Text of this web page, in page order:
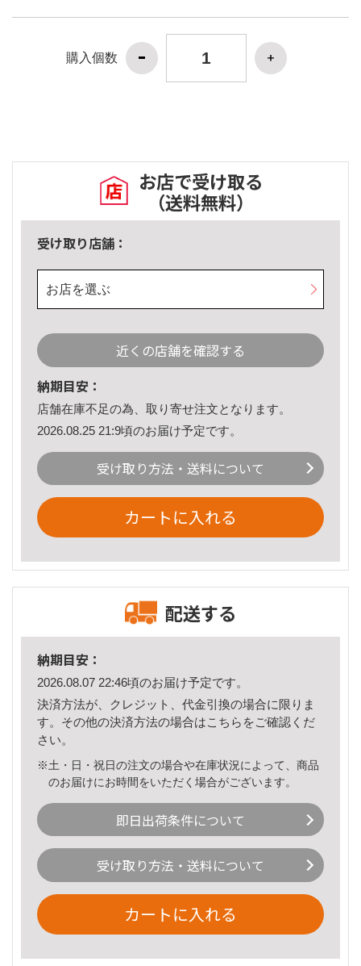
購入個数
お店で受け取る
（送料無料）
受け取り店舗：
お店を選ぶ
近くの店舗を確認する
納期目安：
店舗在庫不足の為、取り寄せ注文となります。
2026.08.25 21:9頃のお届け予定です。
受け取り方法・送料について
カートに入れる
配送する
納期目安：
2026.08.07 22:46頃のお届け予定です。
決済方法が、クレジット、代金引換の場合に限りま
す。その他の決済方法の場合はこちら をご確認くだ
さい。
※土・日・祝日の注文の場合や在庫状況によって、商品
のお届けにお時間をいただく場合がございます。
即日出荷条件について
受け取り方法・送料について
カートに入れる